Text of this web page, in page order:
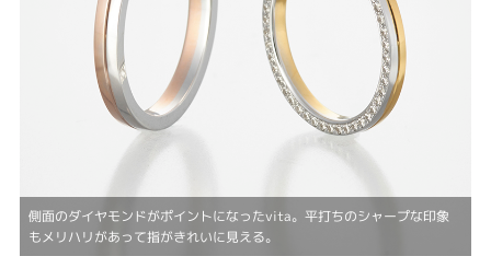
側面のダイヤモンドがポイントになったvita。平打ちのシャープな印象
もメリハリがあって指がきれいに見える。